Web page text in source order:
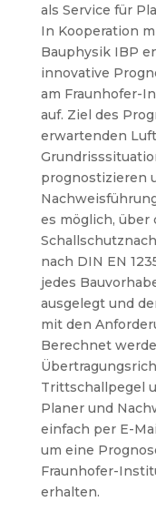
als Service für
In Kooperation
Bauphysik IBP
innovative
am Fraunhofer-
auf. Ziel des
erwartenden
prognostizieren
es möglich,
nach DIN EN
jedes
ausgelegt und
mit den
Berechnet
Trittschallpegel
Planer und
einfach per E-
um eine
Fraunhofer-
erhalten.